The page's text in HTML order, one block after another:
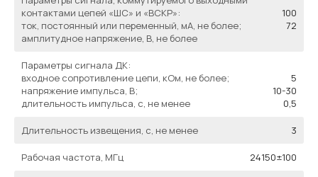
контактами цепей «ШС» и «ВСКР»:
ток, постоянный или переменный, мА, не более;
амплитудное напряжение, В, не более
100
72
Параметры сигнала ДК:
входное сопротивление цепи, кОм, не более;
напряжение импульса, В;
длительность импульса, с, не менее
5
10-30
0,5
Длительность извещения, с, не менее 3
Рабочая частота, МГц 24150±100